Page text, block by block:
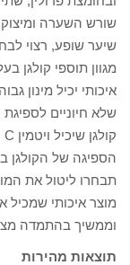
שורש השערה
שיער שופע, רצוי
מגוון תוספי קולגן
איכותי יכיל מינון
שלא חיוניים
הספיגה של הקולגן
תבחרו ליטול את
מוצר איכותי שמכיל
וממשיך בהתמדה
תוצאות מהירות